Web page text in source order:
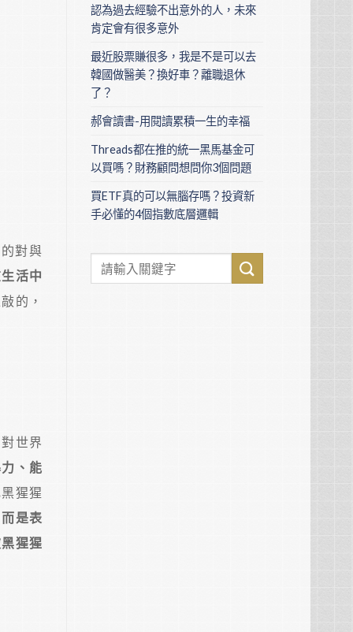
對與
活中
的，
世界
、能
猩猩
是表
猩猩
認為過去經驗不出意外的人，未來
肯定會有很多意外
最近股票賺很多，我是不是可以去
韓國做醫美？換好車？離職退休
了？
郝會讀書-用閱讀累積一生的幸福
Threads都在推的統一黑馬基金可
以買嗎？財務顧問想問你3個問題
買ETF真的可以無腦存嗎？投資新
手必懂的4個指數底層邏輯